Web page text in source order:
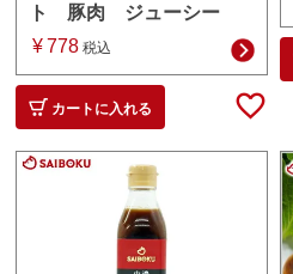
ト 豚肉 ジューシー
¥ 778 税込
カートに入れる